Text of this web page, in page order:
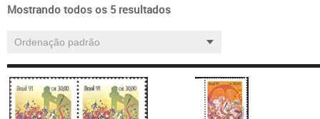
Mostrando todos os 5 resultados